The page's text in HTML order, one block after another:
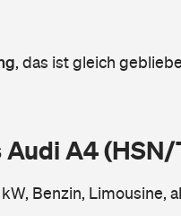
, das ist gleich
A4
Benzin, Limousine,